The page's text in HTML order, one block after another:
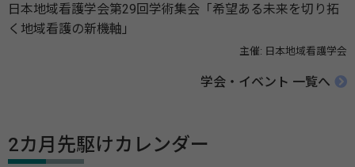
日本地域看護学会第29回学術集会「希望ある未来を切り拓
く地域看護の新機軸」
主催: 日本地域看護学会
学会・イベント 一覧へ
2カ月先駆けカレンダー